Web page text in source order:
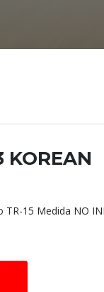
KOREAN
TR-15 Medida NO